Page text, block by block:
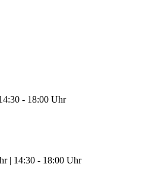
- 18:00 Uhr
| 14:30 - 18:00 Uhr